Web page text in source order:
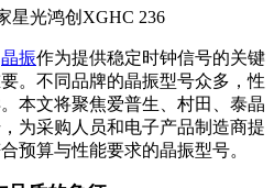
星光鸿创XGHC 236
晶振作为提供稳定时钟信号的关键
。不同品牌的晶振型号众多，性
本文将聚焦爱普生、村田、泰晶
为采购人员和电子产品制造商提
预算与性能要求的晶振型号。